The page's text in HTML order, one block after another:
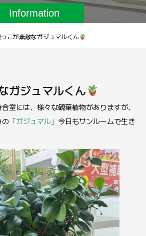
Information
こが素敵なガジュマルくん
ガジュマルくん
室には、様々な観葉植物がありますが、
「ガジュマル」 今日もサンルームで生き